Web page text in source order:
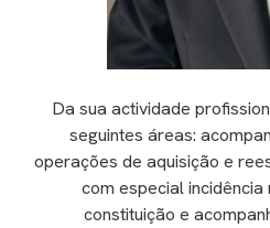
Da sua actividade
seguintes áreas:
operações de aquisição e
com especial
constituição e